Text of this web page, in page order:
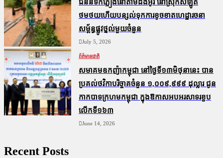
ជំនន់​ទឹកភ្លៀង​នៅ​តាម​ដងអូរ​ នៅ​ស្រុក​សំឡូត​
ថមថយ​ហើយ​បន្សល់​ទុក​ការ​ខូចខាត​ហេដ្ឋារចនា
សម្ព័ន្ធ​ផ្លូវថ្នល់​មួយ​ចំនួន
July 5, 2026
ព័ត៌មានជាតិ
សមាគមឧកញ៉ាកម្ពុជា នៅថ្ងៃទី១៣មិថុនានេះ បាន
ប្រគល់ថវិកាបរិច្ចាគចំនួន ១,០០៩,៩៩៩ ដុល្លារ ជូន
កាកបាទក្រហមកម្ពុជា ក្នុងឱកាសអបអរសាទរខួប
លើកទី១៦៣
June 14, 2026
Recent Posts